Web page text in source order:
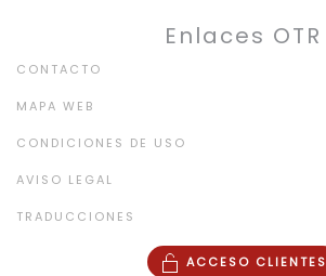
Enlaces OTR
CONTACTO
MAPA WEB
CONDICIONES DE USO
AVISO LEGAL
TRADUCCIONES
ACCESO CLIENTES